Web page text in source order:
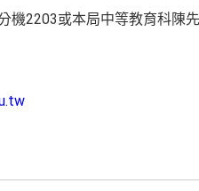
機2203或本局中等教育科陳